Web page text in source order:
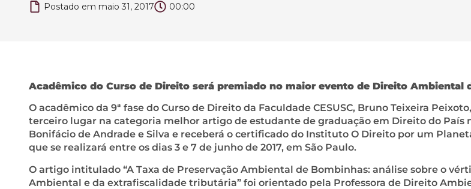
Postado em maio 31, 2017 00:00
Acadêmico do Curso de Direito será premiado no maior evento de Direito Ambiental
O acadêmico da 9ª fase do Curso de Direito da Faculdade CESUSC, Bruno Teixeira
terceiro lugar na categoria melhor artigo de estudante de graduação em Direito do País
Bonifácio de Andrade e Silva e receberá o certificado do Instituto O Direito por um
que se realizará entre os dias 3 e 7 de junho de 2017, em São Paulo.
O artigo intitulado “A Taxa de Preservação Ambiental de Bombinhas: análise sobre o
Ambiental e da extrafiscalidade tributária” foi orientado pela Professora de Direito